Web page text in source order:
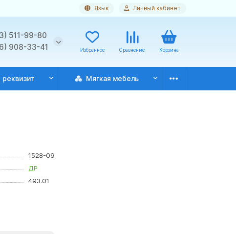
Язык Личный кабинет
511-99-80
908-33-41
Избранное Сравнение Корзина
Мягкая мебель
1528-09
ДР
493.01